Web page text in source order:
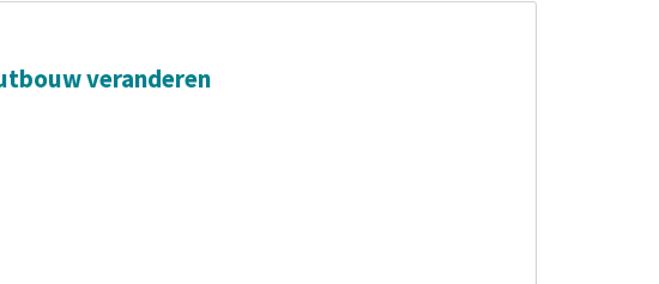
veranderen